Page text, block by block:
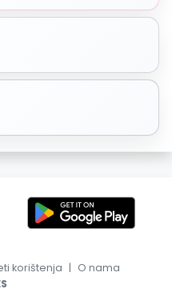
korištenja | O nama